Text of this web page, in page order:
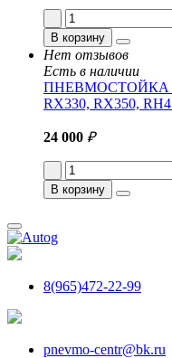
В корзину
Нет отзывов
Есть в наличии
ПНЕВМОСТОЙКА
RX330, RX350,
24 000 ₽
В корзину
8(965)472-22-99
pnevmo-centr@bk.ru